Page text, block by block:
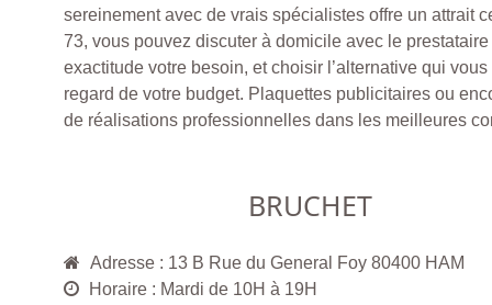
sereinement avec de vrais spécialistes offre un attrait
73, vous pouvez discuter à domicile avec le
exactitude votre besoin, et choisir l’alternative qui
regard de votre budget. Plaquettes publicitaires ou
de réalisations professionnelles dans les meilleures
BRUCHET
Adresse : 13 B Rue du General Foy 80400 HAM
Horaire : Mardi de 10H à 19H